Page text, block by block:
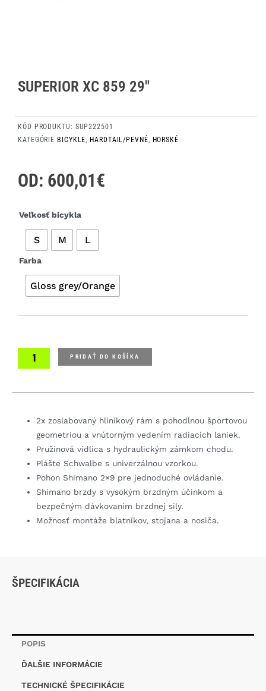
SUPERIOR XC 859 29″
KÓD PRODUKTU: SUP222501
KATEGÓRIE BICYKLE, HARDTAIL/PEVNÉ, HORSKÉ
Veľkosť bicykla
S M L
Farba
Gloss grey/Orange
množstvo
859
29"
PRIDAŤ DO KOŠÍKA
OD: 600,01€
2x zoslabovaný hliníkový rám s pohodlnou športovou
geometriou a vnútorným vedením radiacich laniek.
Pružinová vidlica s hydraulickým zámkom chodu.
Plášte Schwalbe s univerzálnou vzorkou.
Pohon Shimano 2×9 pre jednoduché ovládanie.
Shimano brzdy s vysokým brzdným účinkom a
bezpečným dávkovaním brzdnej sily.
Možnosť montáže blatníkov, stojana a nosiča.
ŠPECIFIKÁCIA
POPIS
ĎALŠIE INFORMÁCIE
TECHNICKÉ ŠPECIFIKÁCIE